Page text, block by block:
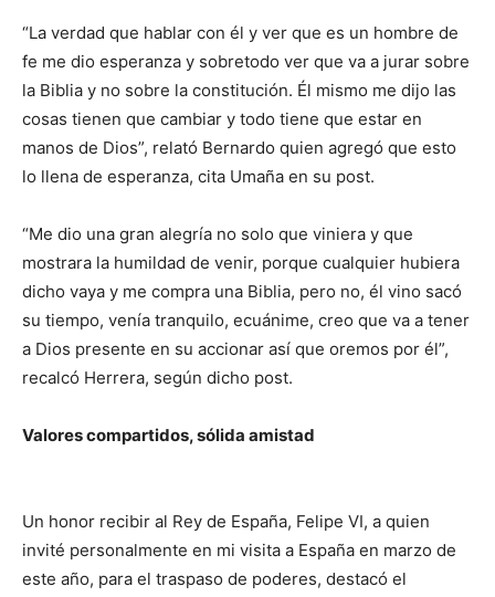
“La verdad que hablar con él y ver que es un hombre de
fe me dio esperanza y sobretodo ver que va a jurar sobre
la Biblia y no sobre la constitución. Él mismo me dijo las
cosas tienen que cambiar y todo tiene que estar en
manos de Dios”, relató Bernardo quien agregó que esto
lo llena de esperanza, cita Umaña en su post.
“Me dio una gran alegría no solo que viniera y que
mostrara la humildad de venir, porque cualquier hubiera
dicho vaya y me compra una Biblia, pero no, él vino sacó
su tiempo, venía tranquilo, ecuánime, creo que va a tener
a Dios presente en su accionar así que oremos por él”,
recalcó Herrera, según dicho post.
Valores compartidos, sólida amistad
Un honor recibir al Rey de España, Felipe VI, a quien
invité personalmente en mi visita a España en marzo de
este año, para el traspaso de poderes, destacó el